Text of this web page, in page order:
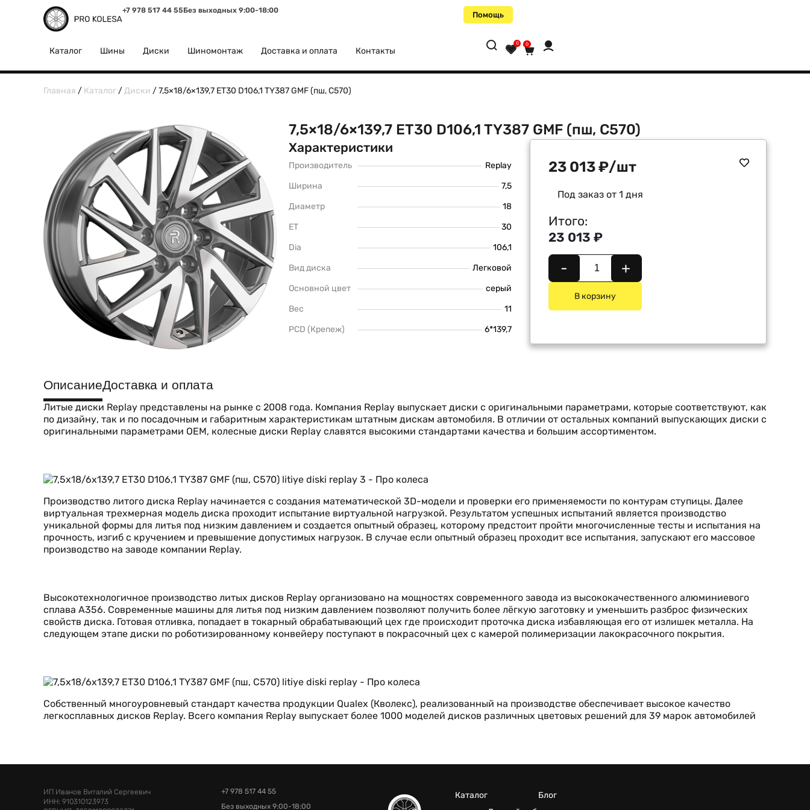
+7 978 517 44 55Без выходных 9:00-18:00 Помощь
Каталог Шины Диски Шиномонтаж Доставка и оплата Контакты
0 0
Главная / Каталог /Диски / 7,5×18/6×139,7 ET30 D106,1 TY387 GMF (пш, C570)
7,5×18/6×139,7 ET30 D106,1 TY387 GMF (пш, C570)
Характеристики
Производитель
Replay
Ширина
7,5
Диаметр
18
ET
30
Dia
106,1
Вид диска
Легковой
Основной цвет
серый
Вес
11
PCD (Крепеж)
6*139,7
23 013₽/шт
Под заказ от 1 дня
Итого:
23 013 ₽
- +
В корзину
ОписаниеДоставка и оплата
Литые диски Replay представлены на рынке с 2008 года. Компания Replay выпускает диски с оригинальными параметрами, которые соответствуют, как
по дизайну, так и по посадочным и габаритным характеристикам штатным дискам автомобиля. В отличии от остальных компаний выпускающих диски с
оригинальными параметрами OEM, колесные диски Replay славятся высокими стандартами качества и большим ассортиментом.
Производство литого диска Replay начинается с создания математической 3D-модели и проверки его применяемости по контурам ступицы. Далее
виртуальная трехмерная модель диска проходит испытание виртуальной нагрузкой. Результатом успешных испытаний является производство
уникальной формы для литья под низким давлением и создается опытный образец, которому предстоит пройти многочисленные тесты и испытания на
прочность, изгиб с кручением и превышение допустимых нагрузок. В случае если опытный образец проходит все испытания, запускают его массовое
производство на заводе компании Replay.
Высокотехнологичное производство литых дисков Replay организовано на мощностях современного завода из высококачественного алюминиевого
сплава А356. Современные машины для литья под низким давлением позволяют получить более лёгкую заготовку и уменьшить разброс физических
свойств диска. Готовая отливка, попадает в токарный обрабатывающий цех где происходит проточка диска избавляющая его от излишек металла. На
следующем этапе диски по роботизированному конвейеру поступают в покрасочный цех с камерой полимеризации лакокрасочного покрытия.
Собственный многоуровневый стандарт качества продукции Qualex (Кволекс), реализованный на производстве обеспечивает высокое качество
легкосплавных дисков Replay. Всего компания Replay выпускает более 1000 моделей дисков различных цветовых решений для 39 марок автомобилей
ИП Иванов Виталий Сергеевич
ИНН: 910310123973
+7 978 517 44 55
Без выходных 9:00-18:00
Каталог
Блог